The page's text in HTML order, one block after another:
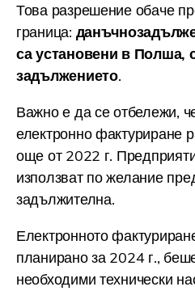
Това разрешение обаче
граница:
са установени в Полша,
задължението.
Важно е да се отбележи,
електронно фактуриране
още от 2022 г.
използват по желание
задължителна.
Електронното
планирано за 2024 г.,
необходими технически